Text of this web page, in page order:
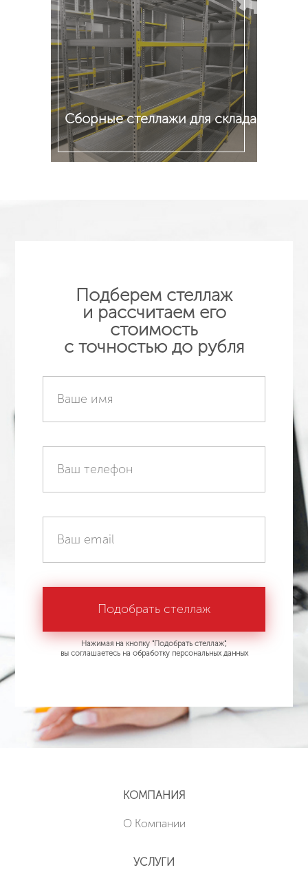
Сборные стеллажи для склада
Подберем стеллаж
и рассчитаем его
стоимость
с точностью до рубля
Нажимая на кнопку "Подобрать стеллаж",
вы соглашаетесь на обработку персональных данных
КОМПАНИЯ
О Компании
УСЛУГИ